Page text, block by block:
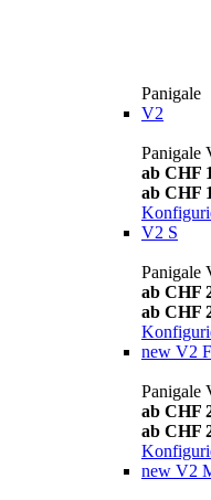
Panigale
V2
Panigale
ab CHF
ab CHF
V2 S
Panigale
ab CHF
ab CHF
new V2
Panigale
ab CHF
ab CHF
new V2